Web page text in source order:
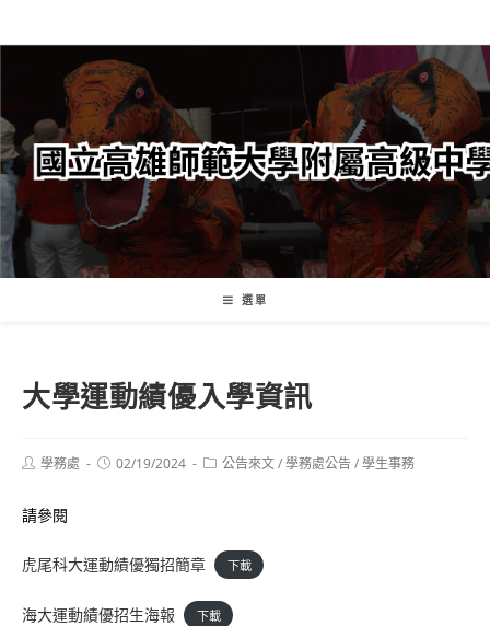
轉
要
內
容
選單
大學運動績優入學資訊
Post學務處
Post02/19/2024
Post公告來文/學務處公告/學生事務
請參閱
虎尾科大運動績優獨招簡章 下載
海大運動績優招生海報 下載